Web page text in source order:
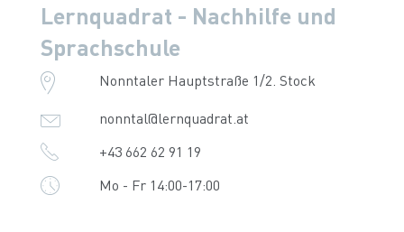
Lernquadrat - Nachhilfe und
Sprachschule
Nonntaler Hauptstraße 1/2. Stock
nonntal@lernquadrat.at
+43 662 62 91 19
Mo - Fr 14:00-17:00